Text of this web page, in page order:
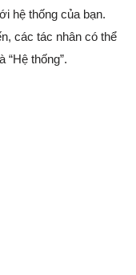
hệ thống của bạn.
các tác nhân có thể
“Hệ thống”.